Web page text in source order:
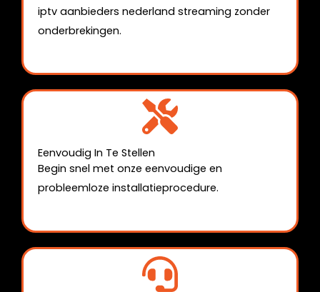
iptv aanbieders nederland streaming zonder
onderbrekingen.
Eenvoudig In Te Stellen
Begin snel met onze eenvoudige en
probleemloze installatieprocedure.